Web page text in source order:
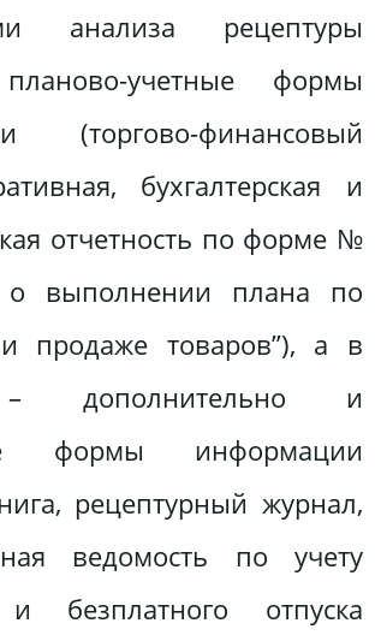
анализа рецептуры
учетные формы
(торгово-финансовый
бухгалтерская и
отчетность по форме №
о выполнении плана по
продаже товаров”), а в
– дополнительно и
формы информации
рецептурный журнал,
ведомость по учету
и безплатного отпуска